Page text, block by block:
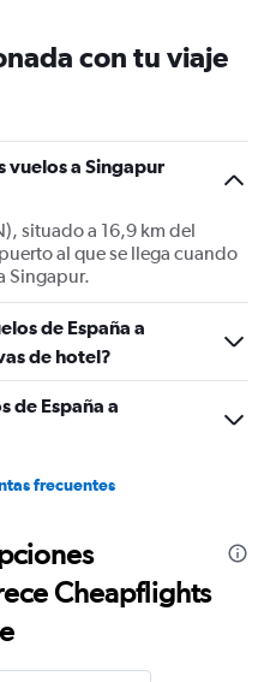
con tu viaje
vuelos a Singapur
situado a 16,9 km del
al que se llega cuando
Singapur.
de España a
de hotel?
de España a
frecuentes
Cheapflights